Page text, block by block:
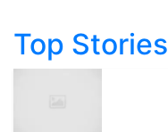
Top Stories